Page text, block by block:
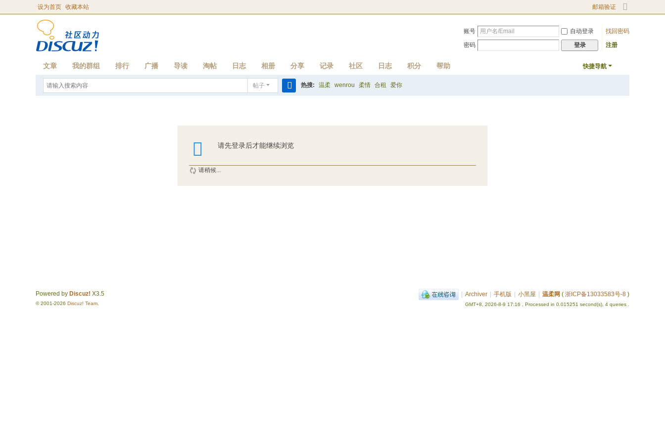
设为首页 收藏本站 邮箱验证
切
到
账号 自动登录
找回密码
密码
登录 注册
快捷导航
文章 我的群组 排行 广播 导读 淘帖 日志 相册 分享 记录 社区 日志 积分 帮助
帖子 热搜: 温柔 wenrou 柔情 合租 爱你
请先登录后才能继续浏览
请稍候...
| Archiver | 手机版 | 小黑屋 | 温柔网 ( 浙ICP备13033583号-8 )
GMT+8, 2026-8-9 17:16 , Processed in 0.015251 second(s), 4 queries .
Powered by Discuz! X3.5
© 2001-2026 Discuz! Team